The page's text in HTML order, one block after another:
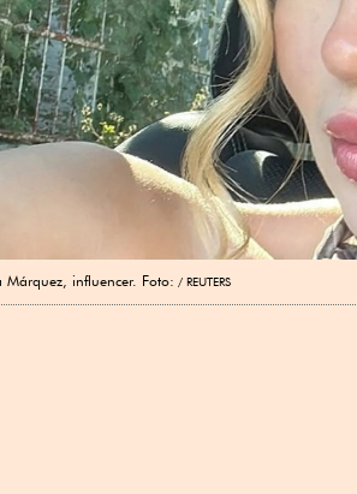
Márquez, influencer. Foto: REUTERS